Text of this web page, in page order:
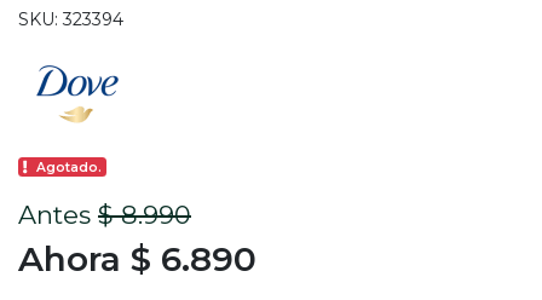
SKU: 323394
Agotado.
Antes $ 8.990
Ahora $ 6.890